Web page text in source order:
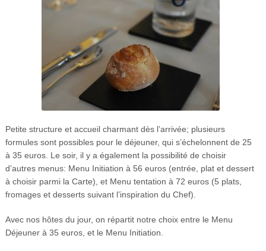
Petite structure et accueil charmant dès l’arrivée; plusieurs
formules sont possibles pour le déjeuner, qui s’échelonnent de 25
à 35 euros. Le soir, il y a également la possibilité de choisir
d’autres menus: Menu Initiation à 56 euros (entrée, plat et dessert
à choisir parmi la Carte), et Menu tentation à 72 euros (5 plats,
fromages et desserts suivant l’inspiration du Chef).
Avec nos hôtes du jour, on répartit notre choix entre le Menu
Déjeuner à 35 euros, et le Menu Initiation.